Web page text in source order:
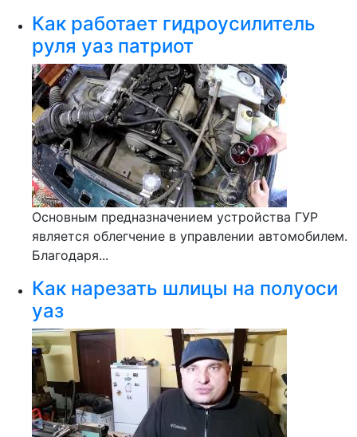
Как работает гидроусилитель
руля уаз патриот
Основным предназначением устройства ГУР
является облегчение в управлении автомобилем.
Благодаря...
Как нарезать шлицы на полуоси
уаз